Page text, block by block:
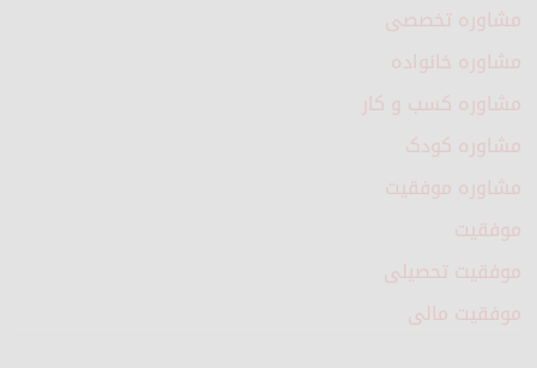
مشاوره تخصصی
مشاوره خانواده
مشاوره کسب و کار
مشاوره کودک
مشاوره موفقیت
موفقیت
موفقیت تحصیلی
موفقیت مالی